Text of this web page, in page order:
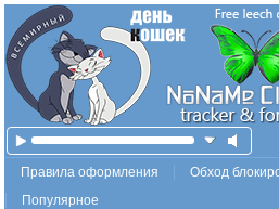
Правила оформления
Обход
Популярное